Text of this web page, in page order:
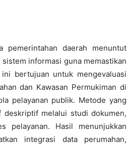
pemerintahan daerah menuntut
informasi guna memastikan
bertujuan untuk mengevaluasi
dan Kawasan Permukiman di
pelayanan publik. Metode yang
deskriptif melalui studi dokumen,
pelayanan. Hasil menunjukkan
integrasi data perumahan,